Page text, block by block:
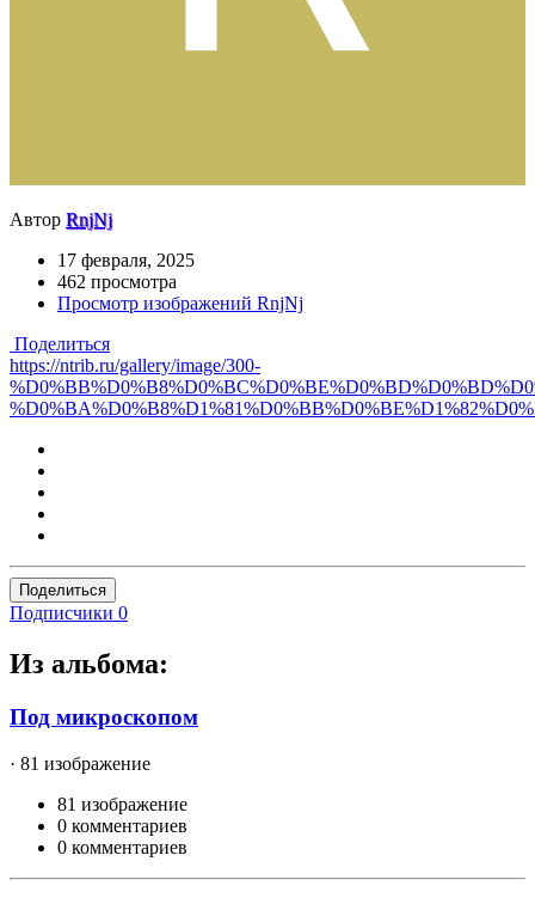
Автор RnjNj
17 февраля, 2025
462 просмотра
Просмотр изображений RnjNj
Поделиться
https://ntrib.ru/gallery/image/300-
Поделиться
Подписчики 0
Из альбома:
Под микроскопом
· 81 изображение
81 изображение
0 комментариев
0 комментариев